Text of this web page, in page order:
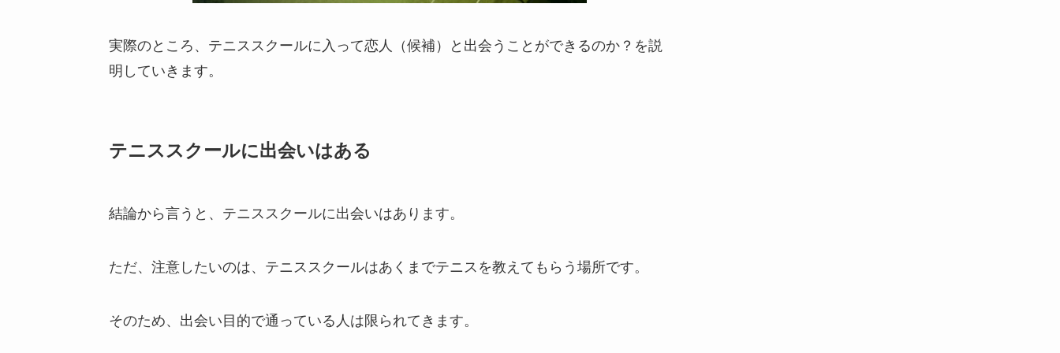
実際のところ、テニススクールに入って恋人（候補）と出会うことができるのか？を説
明していきます。
テニススクールに出会いはある
結論から言うと、テニススクールに出会いはあります。
ただ、注意したいのは、テニススクールはあくまでテニスを教えてもらう場所です。
そのため、出会い目的で通っている人は限られてきます。